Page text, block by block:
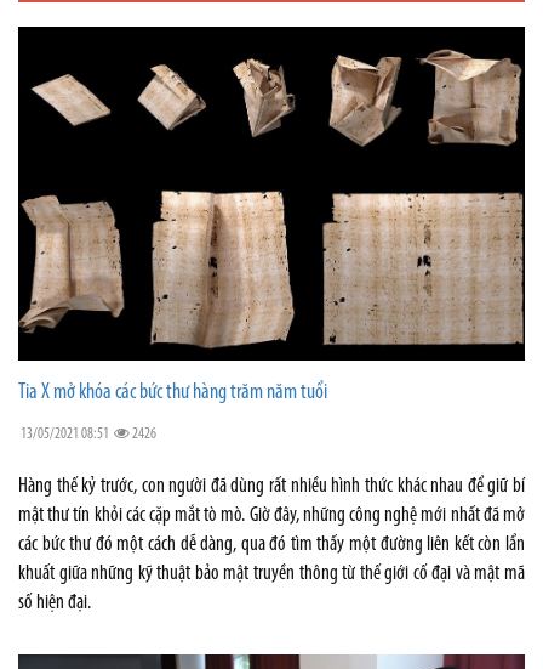
Tia X mở khóa các bức thư hàng trăm năm tuổi
13/05/2021 08:51 2426
Hàng thế kỷ trước, con người đã dùng rất nhiều hình thức khác nhau để giữ bí
mật thư tín khỏi các cặp mắt tò mò. Giờ đây, những công nghệ mới nhất đã mở
các bức thư đó một cách dễ dàng, qua đó tìm thấy một đường liên kết còn lẩn
khuất giữa những kỹ thuật bảo mật truyền thông từ thế giới cố đại và mật mã
số hiện đại.